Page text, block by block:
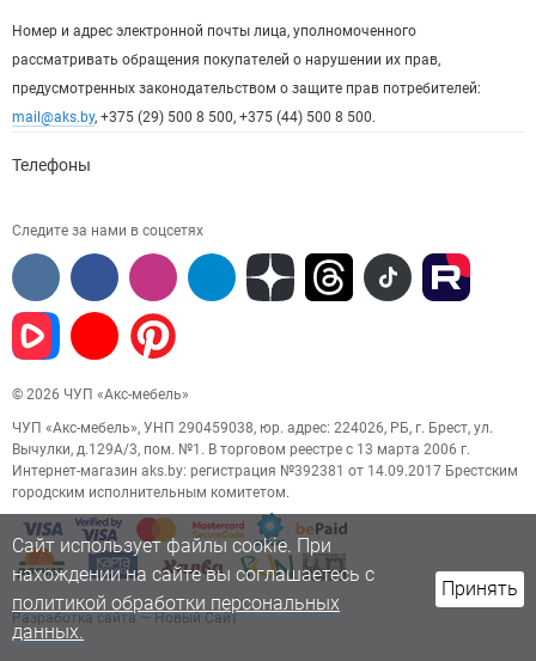
Номер и адрес электронной почты лица, уполномоченного
рассматривать обращения покупателей о нарушении их прав,
предусмотренных законодательством о защите прав потребителей:
mail@aks.by, +375 (29) 500 8 500, +375 (44) 500 8 500.
Телефоны
Следите за нами в соцсетях
© 2026 ЧУП «Акс-мебель»
ЧУП «Акс-мебель», УНП 290459038, юр. адрес: 224026, РБ, г. Брест, ул.
Вычулки, д.129А/3, пом. №1. В торговом реестре с 13 марта 2006 г.
Интернет-магазин aks.by: регистрация №392381 от 14.09.2017 Брестским
городским исполнительным комитетом.
Разработка сайта— Новый Сайт
Сайт использует файлы cookie. При
нахождении на сайте вы соглашаетесь с
политикой обработки персональных
данных.
Принять